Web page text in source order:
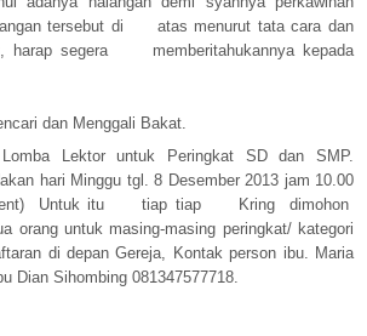
tersebut di atas menurut tata cara dan
harap segera memberitahukannya kepada
dan Menggali Bakat.
Lektor untuk Peringkat SD dan SMP.
hari Minggu tgl. 8 Desember 2013 jam 10.00
Untuk itu tiap tiap Kring dimohon
orang untuk masing-masing peringkat/ kategori
di depan Gereja, Kontak person ibu. Maria
Dian Sihombing 081347577718.